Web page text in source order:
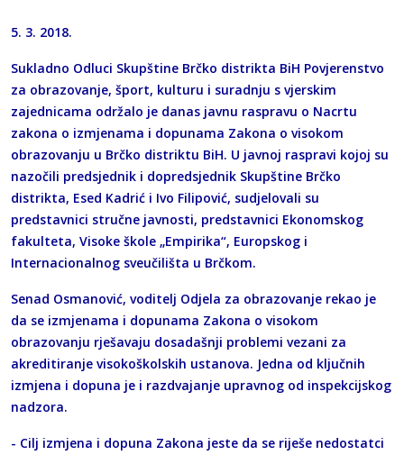
5. 3. 2018.
Sukladno Odluci Skupštine Brčko distrikta BiH Povjerenstvo
za obrazovanje, šport, kulturu i suradnju s vjerskim
zajednicama održalo je danas javnu raspravu o Nacrtu
zakona o izmjenama i dopunama Zakona o visokom
obrazovanju u Brčko distriktu BiH. U javnoj raspravi kojoj su
nazočili predsjednik i dopredsjednik Skupštine Brčko
distrikta, Esed Kadrić i Ivo Filipović, sudjelovali su
predstavnici stručne javnosti, predstavnici Ekonomskog
fakulteta, Visoke škole „Empirika“, Europskog i
Internacionalnog sveučilišta u Brčkom.
Senad Osmanović, voditelj Odjela za obrazovanje rekao je
da se izmjenama i dopunama Zakona o visokom
obrazovanju rješavaju dosadašnji problemi vezani za
akreditiranje visokoškolskih ustanova. Jedna od ključnih
izmjena i dopuna je i razdvajanje upravnog od inspekcijskog
nadzora.
- Cilj izmjena i dopuna Zakona jeste da se riješe nedostatci